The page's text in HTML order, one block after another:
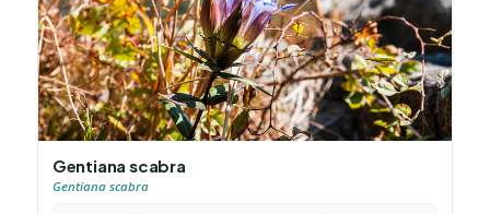
Gentiana scabra
Gentiana scabra